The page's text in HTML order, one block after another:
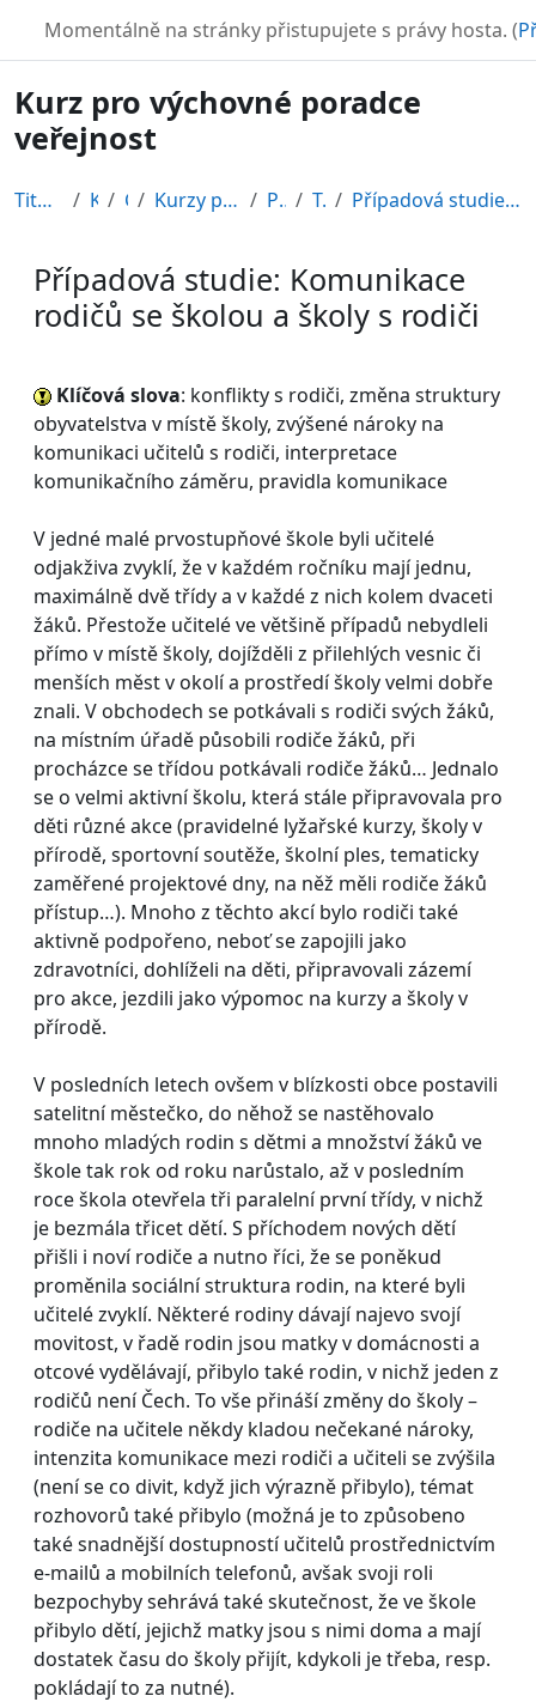
TURBO
Momentálně na stránky přistupujete s právy hosta. (
Kurz pro výchovné poradce
veřejnost
Titulní stránka Kurzy CDV Kurzy připravené v rámci ESF POR12_1 Topic 3 Případová studie: Komunikace rodičů se školou a šk...
Případová studie: Komunikace
rodičů se školou a školy s rodiči
Klíčová slova: konflikty s rodiči, změna struktury
obyvatelstva v místě školy, zvýšené nároky na
komunikaci učitelů s rodiči, interpretace
komunikačního záměru, pravidla komunikace
V jedné malé prvostupňové škole byli učitelé
odjakživa zvyklí, že v každém ročníku mají jednu,
maximálně dvě třídy a v každé z nich kolem dvaceti
žáků. Přestože učitelé ve většině případů nebydleli
přímo v místě školy, dojížděli z přilehlých vesnic či
menších měst v okolí a prostředí školy velmi dobře
znali. V obchodech se potkávali s rodiči svých žáků,
na místním úřadě působili rodiče žáků, při
procházce se třídou potkávali rodiče žáků… Jednalo
se o velmi aktivní školu, která stále připravovala pro
děti různé akce (pravidelné lyžařské kurzy, školy v
přírodě, sportovní soutěže, školní ples, tematicky
zaměřené projektové dny, na něž měli rodiče žáků
přístup…). Mnoho z těchto akcí bylo rodiči také
aktivně podpořeno, neboť se zapojili jako
zdravotníci, dohlíželi na děti, připravovali zázemí
pro akce, jezdili jako výpomoc na kurzy a školy v
přírodě.
V posledních letech ovšem v blízkosti obce postavili
satelitní městečko, do něhož se nastěhovalo
mnoho mladých rodin s dětmi a množství žáků ve
škole tak rok od roku narůstalo, až v posledním
roce škola otevřela tři paralelní první třídy, v nichž
je bezmála třicet dětí. S příchodem nových dětí
přišli i noví rodiče a nutno říci, že se poněkud
proměnila sociální struktura rodin, na které byli
učitelé zvyklí. Některé rodiny dávají najevo svojí
movitost, v řadě rodin jsou matky v domácnosti a
otcové vydělávají, přibylo také rodin, v nichž jeden z
rodičů není Čech. To vše přináší změny do školy –
rodiče na učitele někdy kladou nečekané nároky,
intenzita komunikace mezi rodiči a učiteli se zvýšila
(není se co divit, když jich výrazně přibylo), témat
rozhovorů také přibylo (možná je to způsobeno
také snadnější dostupností učitelů prostřednictvím
e-mailů a mobilních telefonů, avšak svoji roli
bezpochyby sehrává také skutečnost, že ve škole
přibylo dětí, jejichž matky jsou s nimi doma a mají
dostatek času do školy přijít, kdykoli je třeba, resp.
pokládají to za nutné).